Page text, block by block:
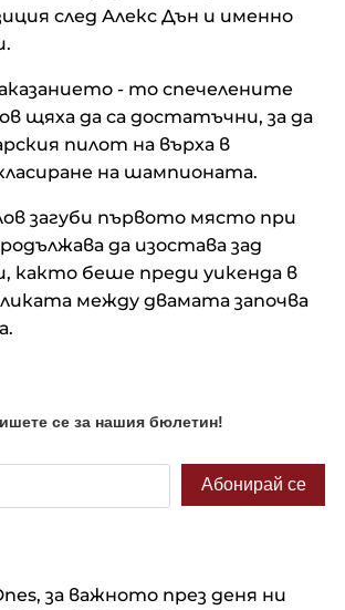
след Алекс Дън и именно
- то спечелените
щяха да са достатъчни, за да
пилот на върха в
на шампионата.
загуби първото място при
да изостава зад
както беше преди уикенда в
между двамата започва
за важното през деня ни